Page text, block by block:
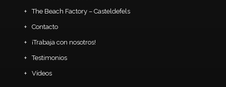
The Beach Factory – Casteldefels
Contacto
¡Trabaja con nosotros!
Testimonios
Vídeos